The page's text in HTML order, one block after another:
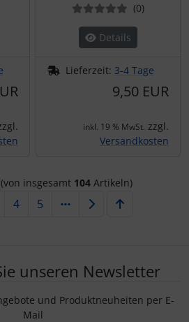
(0)
Details
Lieferzeit: 3-4 Tage
9,50 EUR
inkl. 19 % MwSt. zzgl.
Versandkosten
insgesamt 104Artikeln)
4 5
unseren Newsletter
und Produktneuheiten per E-
Mail